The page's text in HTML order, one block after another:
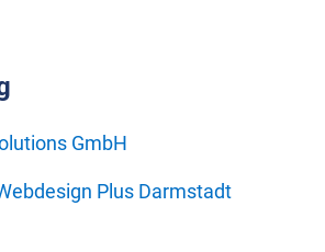
GmbH
Plus Darmstadt